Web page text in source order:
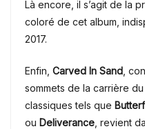
Là encore, il s’agit de la
coloré de cet album,
2017.
Enfin, Carved In Sand ,
sommets de la carrière
classiques tels que
ou Deliverance , revient